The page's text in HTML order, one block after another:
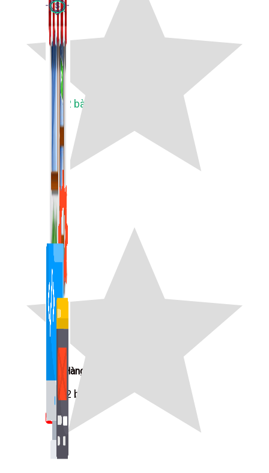
Bán Hàng Online
2,632 bài viết
New
Kiếm Tiền MMO
1,422 bài viết